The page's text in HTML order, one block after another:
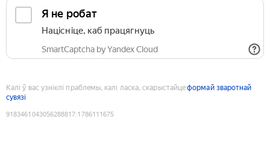
Я не робат
Націсніце, каб працягнуць
SmartCaptcha by Yandex Cloud
Калі ў вас узніклі праблемы, калі ласка, скарыстайцеформай зваротнай
сувязі
9183461043056288817:1786111675